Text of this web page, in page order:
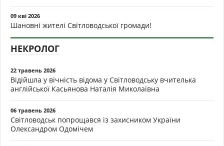
09 кві 2026
Шановні жителі Світловодської громади!
НЕКРОЛОГ
22 травень 2026
Відійшла у вічність відома у Світловодську вчителька
англійської Касьянова Наталія Миколаївна
06 травень 2026
Світловодськ попрощався із захисником України
Олександром Одомічем